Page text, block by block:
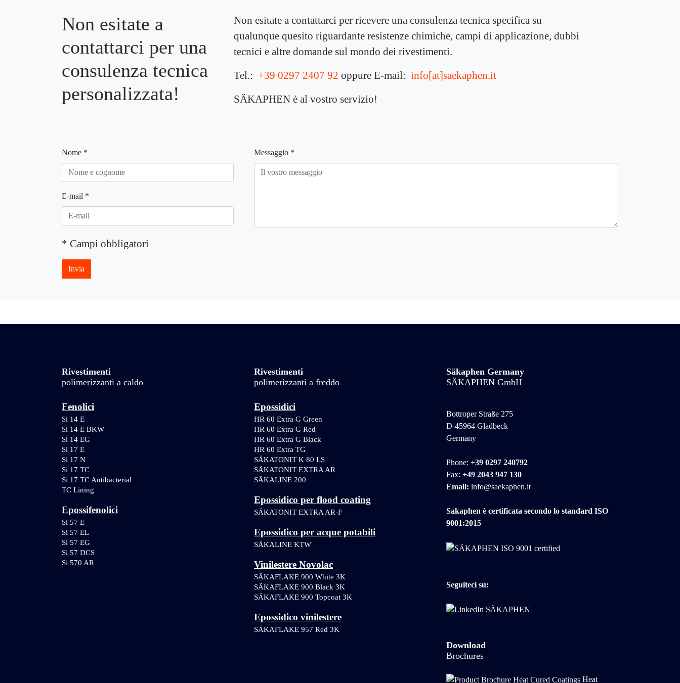
Non esitate a
contattarci per una
consulenza tecnica
personalizzata!
Non esitate a contattarci per ricevere una consulenza tecnica specifica su
qualunque quesito riguardante resistenze chimiche, campi di applicazione, dubbi
tecnici e altre domande sul mondo dei rivestimenti.
Tel.: +39 0297 2407 92 oppure E-mail: info[at]saekaphen.it
SÄKAPHEN è al vostro servizio!
Nome *
E-mail *
Messaggio *
* Campi obbligatori
Invia
Rivestimenti
polimerizzanti a caldo
Fenolici
Si 14 E
Si 14 E BKW
Si 14 EG
Si 17 E
Si 17 N
Si 17 TC
Si 17 TC Antibacterial
TC Lining
Epossifenolici
Si 57 E
Si 57 EL
Si 57 EG
Si 57 DCS
Si 570 AR
Rivestimenti
polimerizzanti a freddo
Epossidici
HR 60 Extra G Green
HR 60 Extra G Red
HR 60 Extra G Black
HR 60 Extra TG
SÄKATONIT K 80 LS
SÄKATONIT EXTRA AR
SÄKALINE 200
Epossidico per flood coating
SÄKATONIT EXTRA AR-F
Epossidico per acque potabili
SÄKALINE KTW
Vinilestere Novolac
SÄKAFLAKE 900 White 3K
SÄKAFLAKE 900 Black 3K
SÄKAFLAKE 900 Topcoat 3K
Epossidico vinilestere
SÄKAFLAKE 957 Red 3K
Säkaphen Germany
SÄKAPHEN GmbH
Bottroper Straße 275
D-45964 Gladbeck
Germany
Phone: +39 0297 240792
Fax: +49 2043 947 130
Email: info@saekaphen.it
Sakaphen è certificata secondo lo standard ISO
9001:2015
Seguiteci su:
Download
Brochures
Heat